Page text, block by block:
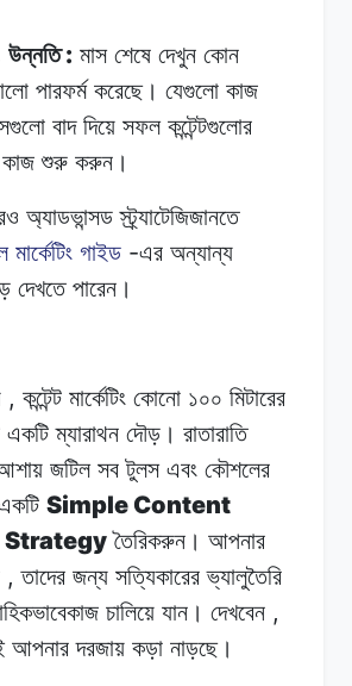
উন্নতি: মাস শেষে দেখুন কোন
পারফর্ম করেছে। যেগুলো কাজ
বাদ দিয়ে সফল কন্টেন্টগুলোর
কাজ শুরু করুন।
অ্যাডভান্সড স্ট্র্যাটেজিজানতে
মার্কেটিং গাইড -এর অন্যান্য
দেখতে পারেন।
, কন্টেন্ট মার্কেটিং কোনো ১০০ মিটারের
একটি ম্যারাথন দৌড়। রাতারাতি
জটিল সব টুলস এবং কৌশলের
Simple Content
তৈরিকরুন। আপনার
,তাদের জন্য সত্যিকারের ভ্যালুতৈরি
চালিয়ে যান। দেখবেন ,
আপনার দরজায় কড়া নাড়ছে।